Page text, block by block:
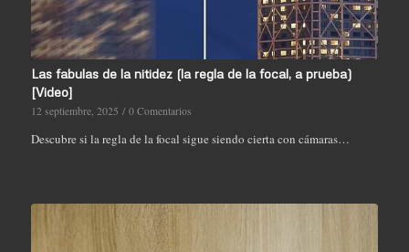
Las fabulas de la nitidez (la regla de la focal, a prueba)
[Video]
12 septiembre, 2025 / 0 Comentarios
Descubre si la regla de la focal sigue siendo cierta con cámaras…